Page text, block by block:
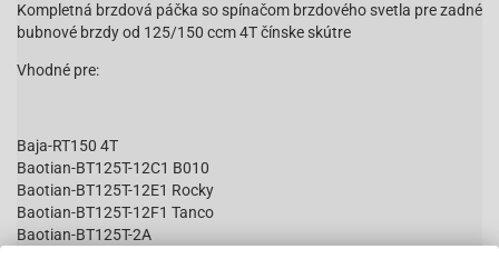
Kompletná brzdová páčka so spínačom brzdového svetla pre zadné
bubnové brzdy od 125/150 ccm 4T čínske skútre
Vhodné pre:
Baja-RT150 4T
Baotian-BT125T-12C1 B010
Baotian-BT125T-12E1 Rocky
Baotian-BT125T-12F1 Tanco
Baotian-BT125T-2A